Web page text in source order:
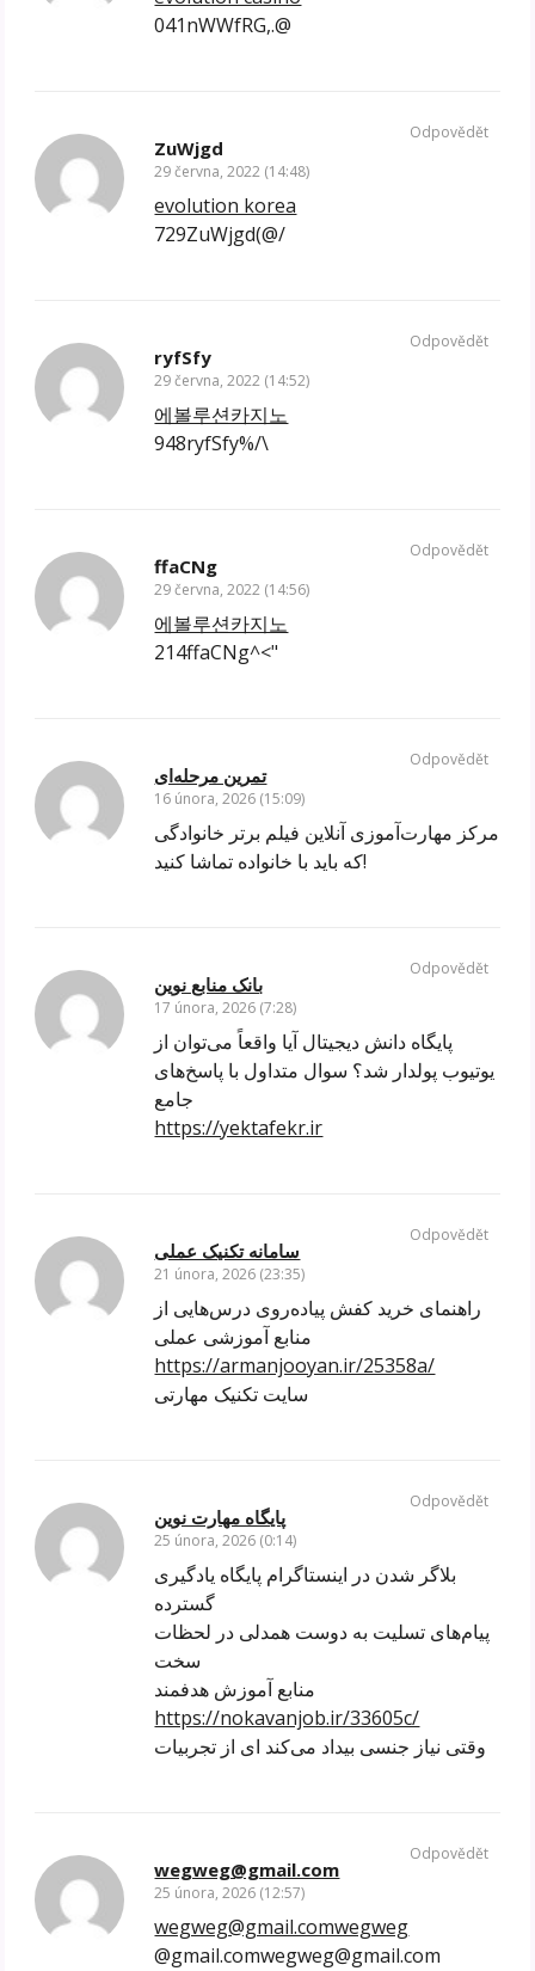
041nWWfRG,.@
ZuWjgd
29 června, 2022 (14:48)
evolution korea
729ZuWjgd(@/
Odpovědět
ryfSfy
29 června, 2022 (14:52)
에볼루션카지노
948ryfSfy%/\
Odpovědět
ffaCNg
29 června, 2022 (14:56)
에볼루션카지노
214ffaCNg^<"
Odpovědět
تمرین مرحله‌ای
16 února, 2026 (15:09)
مرکز مهارت‌آموزی آنلاین فیلم برتر خانوادگی
که باید با خانواده تماشا کنید!
Odpovědět
بانک منابع نوین
17 února, 2026 (7:28)
پایگاه دانش دیجیتال آیا واقعاً می‌توان از
یوتیوب پولدار شد؟ سوال متداول با پاسخ‌های
جامع
https://yektafekr.ir
Odpovědět
سامانه تکنیک عملی
21 února, 2026 (23:35)
راهنمای خرید کفش پیاده‌روی درس‌هایی از
منابع آموزشی عملی
https://armanjooyan.ir/25358a/
سایت تکنیک مهارتی
Odpovědět
پایگاه مهارت نوین
25 února, 2026 (0:14)
بلاگر شدن در اینستاگرام پایگاه یادگیری
گسترده
پیام‌های تسلیت به دوست همدلی در لحظات
سخت
منابع آموزش هدفمند
https://nokavanjob.ir/33605c/
وقتی نیاز جنسی بیداد می‌کند ‌ای از تجربیات
Odpovědět
wegweg@gmail.com
25 února, 2026 (12:57)
wegweg@gmail.comwegweg
@gmail.comwegweg@gmail.com
Odpovědět